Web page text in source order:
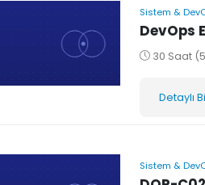
Sistem &
DevOps
30 Saat
Detaylı
Sistem &